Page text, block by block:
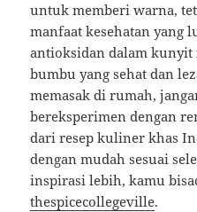
untuk memberi warna,
manfaat kesehatan yang
antioksidan dalam
bumbu yang sehat dan
memasak di rumah,
bereksperimen dengan
dari resep kuliner khas
dengan mudah sesuai
inspirasi lebih, kamu
thespicecollegeville.